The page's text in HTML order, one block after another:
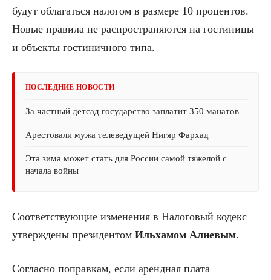
будут облагаться налогом в размере 10 процентов.
Новые правила не распространяются на гостиницы
и объекты гостиничного типа.
ПОСЛЕДНИЕ НОВОСТИ
За частный детсад государство заплатит 350 манатов
Арестовали мужа телеведущей Нигяр Фархад
Эта зима может стать для России самой тяжелой с
начала войны
Соответствующие изменения в Налоговый кодекс
утверждены президентом Ильхамом Алиевым.
Согласно поправкам, если арендная плата